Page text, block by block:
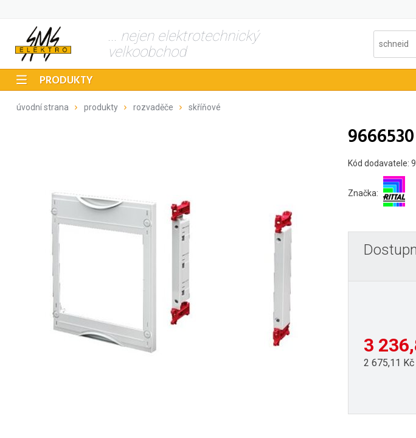
... nejen elektrotechnický
velkoobchod
PRODUKTY
úvodní strana produkty rozvaděče skříňové
Kód dodavatele:
Značka:
3
2 675,11